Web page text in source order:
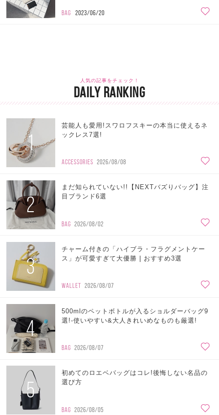
BAG 2023/06/20
人気の記事をチェック！
DAILY RANKING
1
芸能人も愛用!スワロフスキーの本当に使えるネ
ックレス7選!
ACCESSORIES 2026/08/08
2
まだ知られていない!!【NEXTバズりバッグ】注
目ブランド6選
BAG 2026/08/02
3
チャーム付きの「ハイブラ・フラグメントケー
ス」が可愛すぎて大優勝 | おすすめ3選
WALLET 2026/08/07
4
500mlのペットボトルが入るショルダーバッグ9
選!-使いやすい&大人きれいめなものも厳選!
BAG 2026/08/07
5
初めてのロエベバッグはコレ!後悔しない名品の
選び方
BAG 2026/08/05